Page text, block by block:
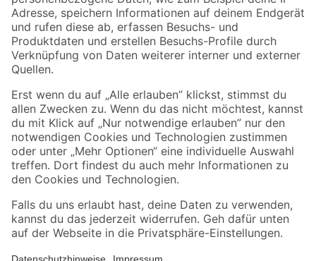
Zahlungsarten Versandarten
Sicher einkaufen
Jetzt die toom-App herunterladen
Alle Preisangaben in EUR inkl. gesetzl. MwSt.. Die dargestellten Angebote sind unter
Umständen nicht in allen Märkten verfügbar. Die angegebenen Verfügbarkeiten beziehen
Produkte nur solange der Vorrat reicht.